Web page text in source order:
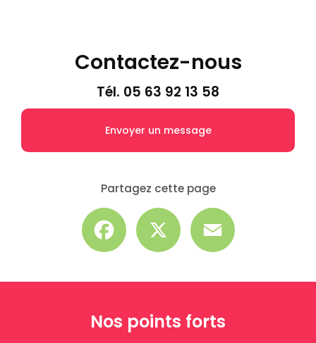
Contactez-nous
Tél. 05 63 92 13 58
Envoyer un message
Partagez cette page
Facebook
Nos points forts